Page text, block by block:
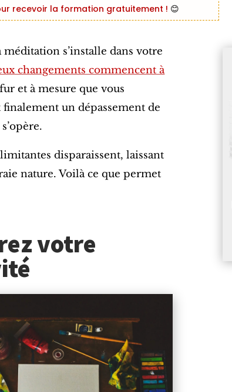
recevoir la formation gratuitement ! 😊
s’installe dans votre
changements commencent à
et à mesure que vous
finalement un dépassement de
disparaissent, laissant
nature. Voilà ce que permet
votre